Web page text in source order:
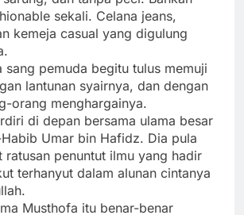
sekali. Celana jeans,
kemeja casual yang digulung
sang pemuda begitu tulus memuji
lantunan syairnya, dan dengan
orang menghargainya.
di depan bersama ulama besar
Umar bin Hafidz. Dia pula
ratusan penuntut ilmu yang hadir
terhanyut dalam alunan cintanya
Musthofa itu benar-benar